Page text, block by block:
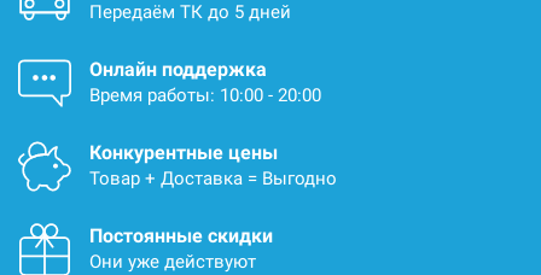
Передаём ТК до 5 дней
Онлайн поддержка
Время работы: 10:00 - 20:00
Конкурентные цены
Товар + Доставка = Выгодно
Постоянные скидки
Они уже действуют